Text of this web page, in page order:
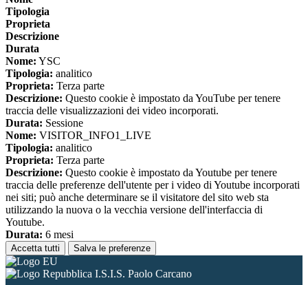
Tipologia
Proprieta
Descrizione
Durata
Nome: YSC
Tipologia: analitico
Proprieta: Terza parte
Descrizione: Questo cookie è impostato da YouTube per tenere
traccia delle visualizzazioni dei video incorporati.
Durata: Sessione
Nome: VISITOR_INFO1_LIVE
Tipologia: analitico
Proprieta: Terza parte
Descrizione: Questo cookie è impostato da Youtube per tenere
traccia delle preferenze dell'utente per i video di Youtube incorporati
nei siti; può anche determinare se il visitatore del sito web sta
utilizzando la nuova o la vecchia versione dell'interfaccia di
Youtube.
Durata: 6 mesi
Accetta tutti Salva le preferenze
I.S.I.S. Paolo Carcano